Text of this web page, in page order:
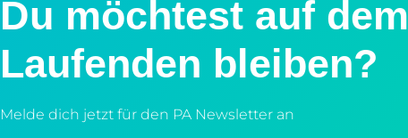
Du möchtest auf dem
Laufenden bleiben?
Melde dich jetzt für den PA Newsletter an